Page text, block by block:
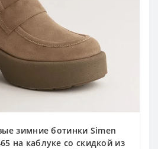
зимние ботинки Simen
на каблуке со скидкой из